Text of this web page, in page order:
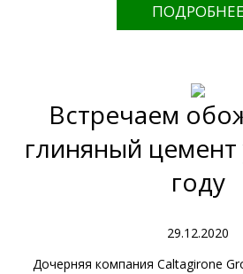
ПОДРОБНЕЕ
Встречаем
глиняный цемент
году
29.12.2020
Дочерняя компания Caltagirone